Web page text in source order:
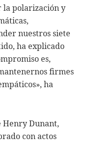
la polarización y
nuestros siete
ha explicado
es,
firmes
ha
Henry Dunant,
con actos